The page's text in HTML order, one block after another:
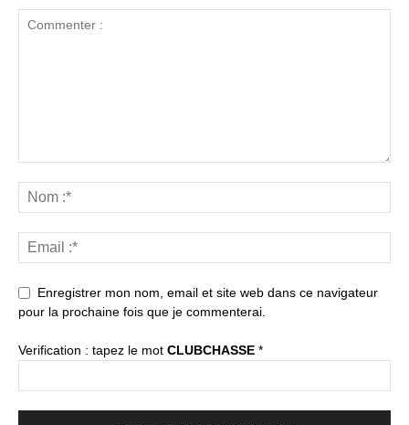
Enregistrer mon nom, email et site web dans ce navigateur
pour la prochaine fois que je commenterai.
Verification : tapez le mot CLUBCHASSE *